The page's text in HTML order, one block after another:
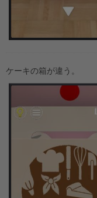
ケーキの箱が違う。